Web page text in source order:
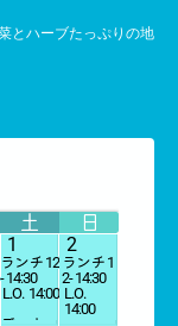
とハーブたっぷりの地